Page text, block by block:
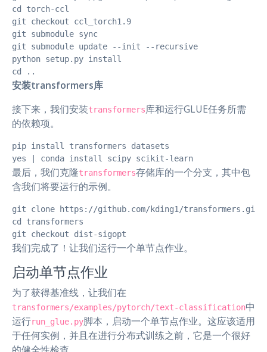
cd torch-ccl
git checkout ccl_torch1.9
git submodule sync
git submodule update --init --recursive
python setup.py install
cd ..
安装transformers库
接下来，我们安装transformers库和运行GLUE任务所需
的依赖项。
pip install transformers datasets
yes | conda install scipy scikit-learn
最后，我们克隆transformers存储库的一个分支，其中包
含我们将要运行的示例。
git clone https://github.com/kding1/transformers.git
cd transformers
git checkout dist-sigopt
我们完成了！让我们运行一个单节点作业。
启动单节点作业
为了获得基准线，让我们在
transformers/examples/pytorch/text-classification中
运行run_glue.py脚本，启动一个单节点作业。这应该适用
于任何实例，并且在进行分布式训练之前，它是一个很好